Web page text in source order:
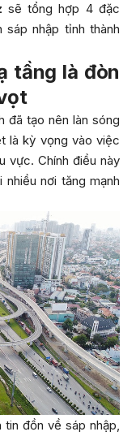
sẽ tổng hợp 4 đặc
nhập tỉnh thành
tầng là đòn
đã tạo nên làn sóng
là kỳ vọng vào việc
vực. Chính điều này
nơi tăng mạnh
tin đồn về sáp nhập,